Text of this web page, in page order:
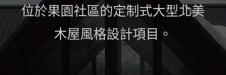
位於果園社區的定制式大型北美
木屋風格設計項目。